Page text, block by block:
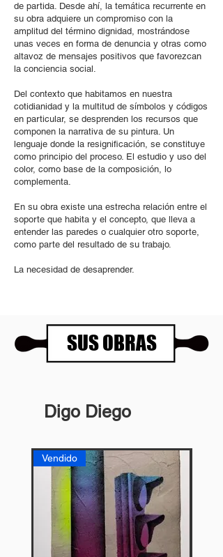
de partida. Desde ahí, la temática recurrente en
su obra adquiere un compromiso con la
amplitud del término dignidad, mostrándose
unas veces en forma de denuncia y otras como
altavoz de mensajes positivos que favorezcan
la conciencia social.
Del contexto que habitamos en nuestra
cotidianidad y la multitud de símbolos y códigos
en particular, se desprenden los recursos que
componen la narrativa de su pintura. Un
lenguaje donde la resignificación, se constituye
como principio del proceso. El estudio y uso del
color, como base de la composición, lo
complementa.
En su obra existe una estrecha relación entre el
soporte que habita y el concepto, que lleva a
entender las paredes o cualquier otro soporte,
como parte del resultado de su trabajo.
La necesidad de desaprender.
SUS OBRAS
Digo Diego
Vendido